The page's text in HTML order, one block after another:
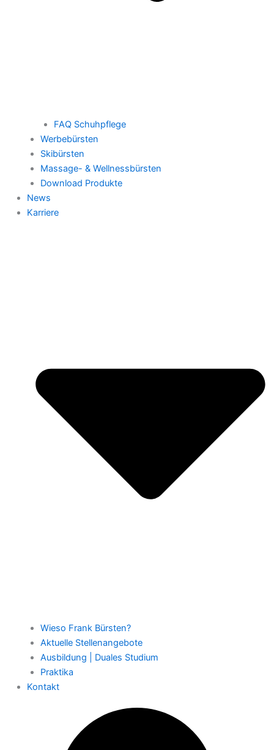
FAQ Schuhpflege
Werbebürsten
Skibürsten
Massage- & Wellnessbürsten
Download Produkte
News
Karriere
Wieso Frank Bürsten?
Aktuelle Stellenangebote
Ausbildung | Duales Studium
Praktika
Kontakt